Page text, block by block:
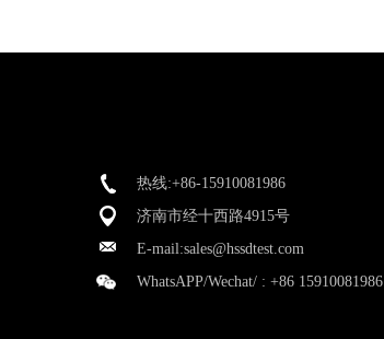
热线:+86-15910081986
济南市经十西路4915号
E-mail:sales@hssdtest.com
WhatsAPP/Wechat/ : +86 15910081986